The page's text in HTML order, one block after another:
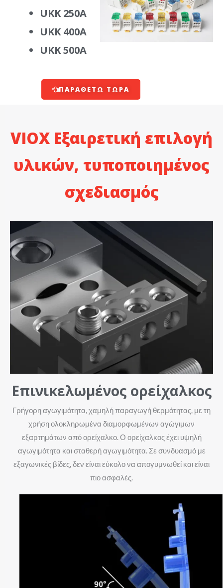
UKK 250A
UKK 400A
UKK 500A
ΠΑΡΑΘΈΤΩ ΤΏΡΑ
VIOX Εξαιρετική επιλογή
υλικών, τυποποιημένος
σχεδιασμός
Επινικελωμένος ορείχαλκος
Γρήγορη αγωγιμότητα, χαμηλή παραγωγή θερμότητας, με τη
χρήση ολοκληρωμένα διαμορφωμένων αγώγιμων
εξαρτημάτων από ορείχαλκο. Ο ορείχαλκος έχει υψηλή
αγωγιμότητα και σταθερή αγωγιμότητα. Σε συνδυασμό με
εξαγωνικές βίδες, δεν είναι εύκολο να απογυμνωθεί και είναι
πιο ασφαλές.